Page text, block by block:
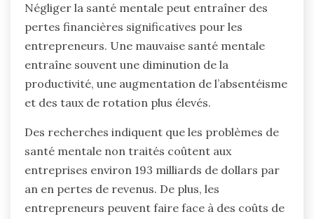
Négliger la santé mentale peut entraîner des
pertes financières significatives pour les
entrepreneurs. Une mauvaise santé mentale
entraîne souvent une diminution de la
productivité, une augmentation de l’absentéisme
et des taux de rotation plus élevés.
Des recherches indiquent que les problèmes de
santé mentale non traités coûtent aux
entreprises environ 193 milliards de dollars par
an en pertes de revenus. De plus, les
entrepreneurs peuvent faire face à des coûts de